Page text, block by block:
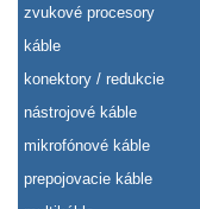
zvukové procesory
káble
konektory / redukcie
nástrojové káble
mikrofónové káble
prepojovacie káble